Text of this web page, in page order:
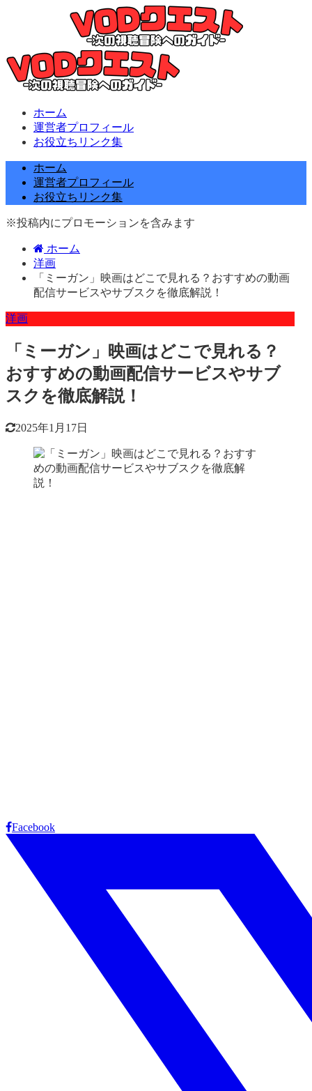
ホーム
運営者プロフィール
お役立ちリンク集
ホーム
運営者プロフィール
お役立ちリンク集
※投稿内にプロモーションを含みます
ホーム
洋画
「ミーガン」映画はどこで見れる？おすすめの動画
配信サービスやサブスクを徹底解説！
洋画
「ミーガン」映画はどこで見れる？
おすすめの動画配信サービスやサブ
スクを徹底解説！
2025年1月17日
Facebook